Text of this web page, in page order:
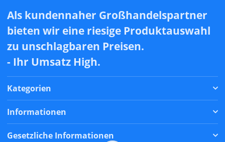
Als kundennaher Großhandelspartner
bieten wir eine riesige Produktauswahl
zu unschlagbaren Preisen.
- Ihr Umsatz High.
Kategorien
Informationen
Gesetzliche Informationen